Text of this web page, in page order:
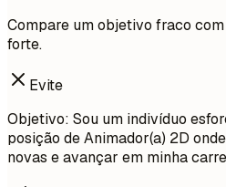
Compare um objetivo fraco
forte.
Evite
Objetivo: Sou um indivíduo
posição de Animador(a) 2D
novas e avançar em minha